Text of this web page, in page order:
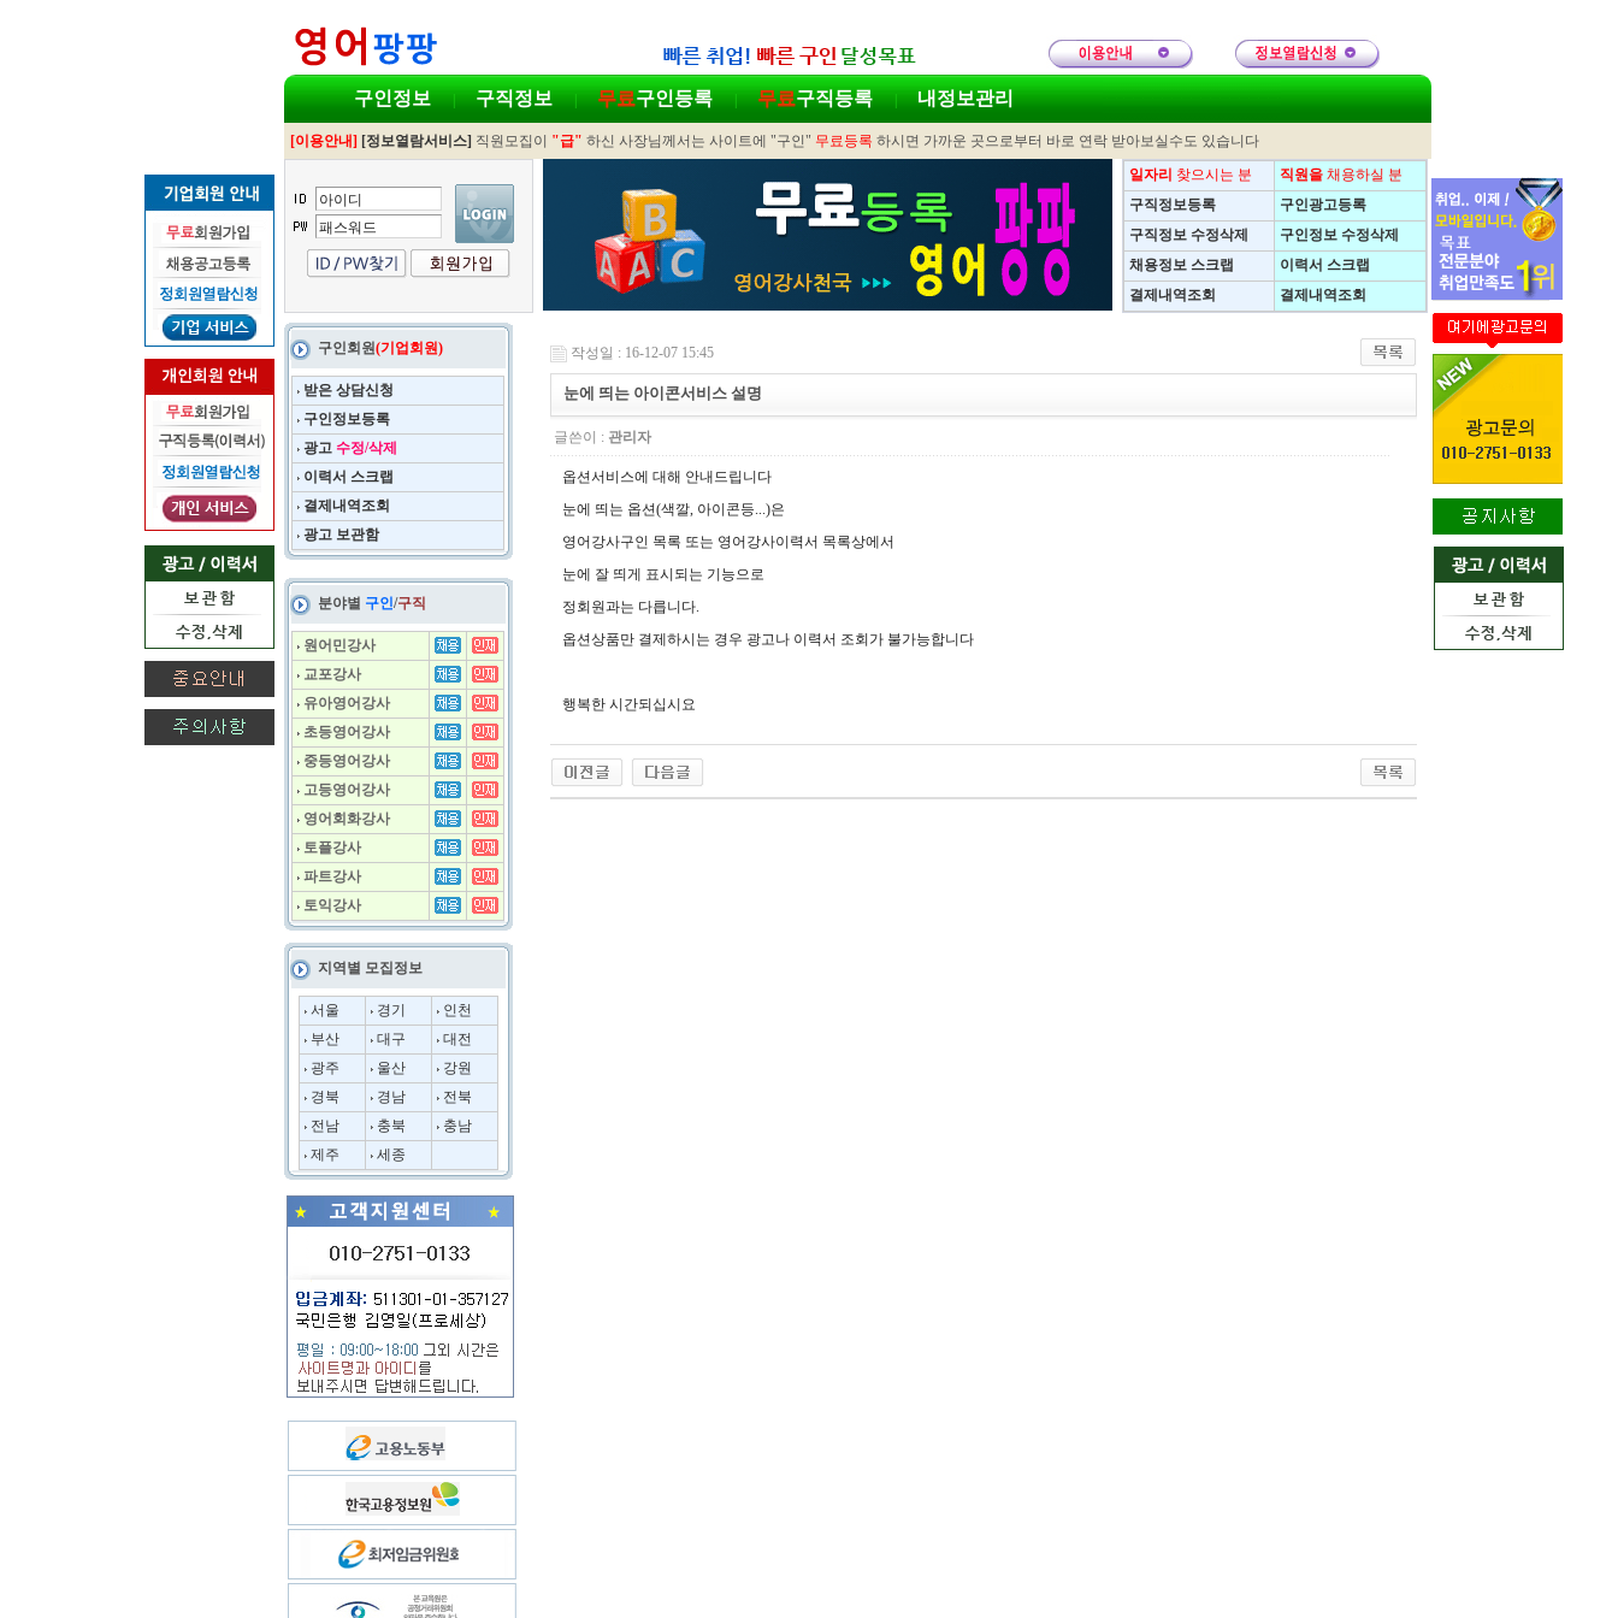
구인정보 | 구직정보 | 무료구인등록 | 무료구직등록 | 내정보관리
[이용안내] [정보열람서비스] 직원모집이 "급" 하신 사장님께서는 사이트에 "구인" 무료등록 하시면 가까운 곳으로부터 바로 연락 받아보실수도 있습니다
일자리 찾으시는 분 직원을채용하실 분
구직정보등록
구인광고등록
구직정보 수정삭제
구인정보 수정삭제
채용정보 스크랩
이력서 스크랩
결제내역조회
결제내역조회
구인회원(기업회원)
받은 상담신청
구인정보등록
광고 수정/삭제
이력서 스크랩
결제내역조회
광고 보관함
분야별 구인/구직
원어민강사
교포강사
유아영어강사
초등영어강사
중등영어강사
고등영어강사
영어회화강사
토플강사
파트강사
토익강사
지역별 모집정보
서울 경기
인천
부산
대구
대전
광주
울산
강원
경북
경남
전북
전남
충북
충남
제주
세종
작성일 : 16-12-07 15:45
눈에 띄는 아이콘서비스 설명
글쓴이 : 관리자
옵션서비스에 대해 안내드립니다
눈에 띄는 옵션(색깔, 아이콘등...)은
영어강사구인 목록 또는 영어강사이력서 목록상에서
눈에 잘 띄게 표시되는 기능으로
정회원과는 다릅니다.
옵션상품만 결제하시는 경우 광고나 이력서 조회가 불가능합니다
행복한 시간되십시요